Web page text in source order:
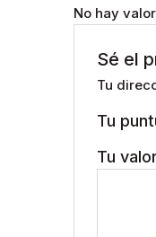
No hay
Sé el
Tu
Tu
Tu